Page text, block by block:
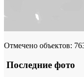
Отмечено объектов:
Последние фото